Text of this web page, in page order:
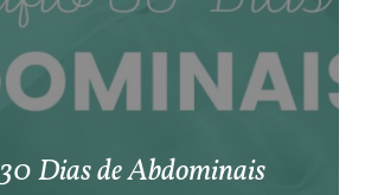
Dias de Abdominais